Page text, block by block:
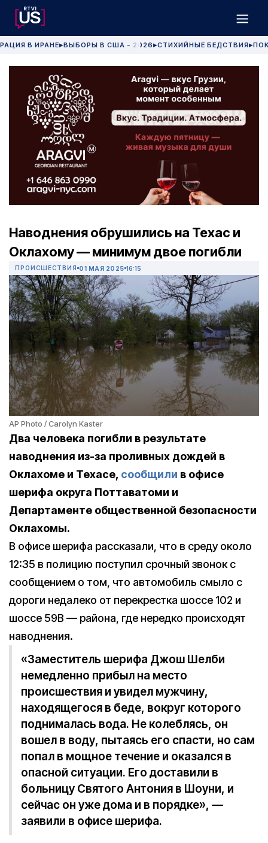
В ИРАНЕ▶ВЫБОРЫ В США - 2026 ▶СТИХИЙНЫЕ БЕДСТВИЯ▶
Наводнения обрушились на Техас и
Оклахому — минимум двое погибли
ПРОИСШЕСТВИЯ 01 МАЯ 2025 16:15
AP Photo / Carolyn Kaster
Два человека погибли в результате
наводнения из-за проливных дождей в
Оклахоме и Техасе, сообщили в офисе
шерифа округа Поттаватоми и
Департаменте общественной безопасности
Оклахомы.
В офисе шерифа рассказали, что в среду около
12:35 в полицию поступил срочный звонок с
сообщением о том, что автомобиль смыло с
дороги недалеко от перекрестка шоссе 102 и
шоссе 59B — района, где нередко происходят
наводнения.
«Заместитель шерифа Джош Шелби
немедленно прибыл на место
происшествия и увидел мужчину,
находящегося в беде, вокруг которого
поднималась вода. Не колеблясь, он
вошел в воду, пытаясь его спасти, но сам
попал в мощное течение и оказался в
опасной ситуации. Его доставили в
больницу Святого Антония в Шоуни, и
сейчас он уже дома и в порядке», —
заявили в офисе шерифа.